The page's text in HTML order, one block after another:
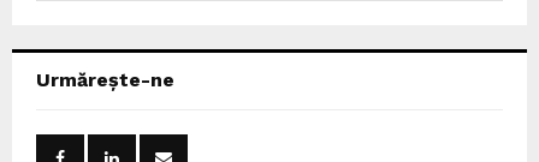
h
Urmărește-ne